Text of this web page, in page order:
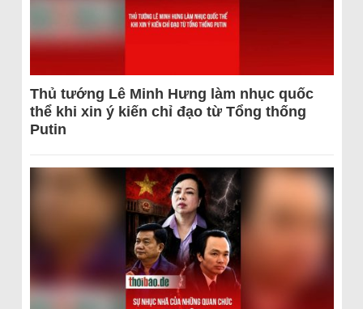
Thủ tướng Lê Minh Hưng làm nhục quốc
thể khi xin ý kiến chỉ đạo từ Tổng thống
Putin